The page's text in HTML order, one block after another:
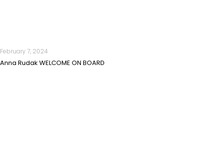
February 7, 2024
Anna Rudak WELCOME ON BOARD